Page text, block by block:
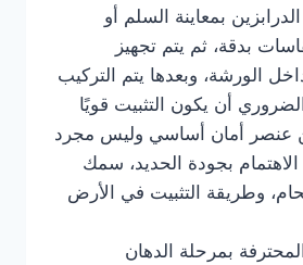
بمعاينة السلم أو
بدقة، ثم يتم تجهيز
الورشة، وبعدها يتم التركيب
أن يكون التثبيت قويًا
عنصر أمان أساسي وليس مجرد
بجودة الحديد، سمك
وطريقة التثبيت في الأرض
بمرحلة الدهان